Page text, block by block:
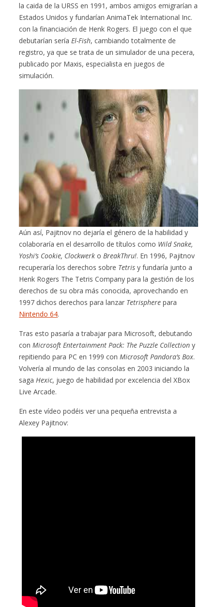
la caida de la URSS en 1991, ambos amigos emigrarían a
Estados Unidos y fundarían AnimaTek International Inc.
con la financiación de Henk Rogers. El juego con el que
debutarían seríaEl-Fish, cambiando totalmente de
registro, ya que se trata de un simulador de una pecera,
publicado por Maxis, especialista en juegos de
simulación.
Aún así, Pajitnov no dejaría el género de la habilidad y
colaboraría en el desarrollo de títulos como Wild Snake,
Yoshi’s Cookie, Clockwerk oBreakThru!. En 1996, Pajitnov
recuperaría los derechos sobre Tetris y fundaría junto a
Henk Rogers The Tetris Company para la gestión de los
derechos de su obra más conocida, aprovechando en
1997 dichos derechos para lanzar Tetrisphere para
Nintendo 64.
Tras esto pasaría a trabajar para Microsoft, debutando
conMicrosoft Entertainment Pack: The Puzzle Collection y
repitiendo para PC en 1999 conMicrosoft Pandora’s Box.
Volvería al mundo de las consolas en 2003 iniciando la
sagaHexic, juego de habilidad por excelencia del XBox
Live Arcade.
En este vídeo podéis ver una pequeña entrevista a
Alexey Pajitnov: